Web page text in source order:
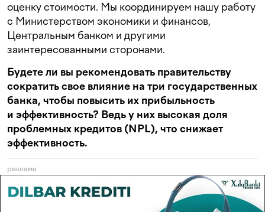
оценку стоимости. Мы координируем нашу работу
с Министерством экономики и финансов,
Центральным банком и другими
заинтересованными сторонами.
Будете ли вы рекомендовать правительству
сократить свое влияние на три государственных
банка, чтобы повысить их прибыльность
и эффективность? Ведь у них высокая доля
проблемных кредитов (NPL), что снижает
эффективность.
реклама